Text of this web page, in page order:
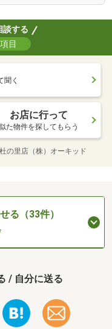
談する
目
聞く
お店に行って
た物件を探してもらう
の里店（株）オーキッド
る（33件）
/ 自分に送る